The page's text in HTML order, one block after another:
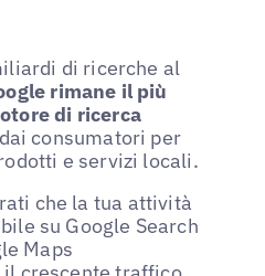
di ricerche al
rimane il più
di ricerca
consumatori per
e servizi locali.
che la tua attività
su Google Search
Maps